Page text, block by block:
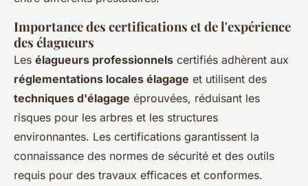
Importance des certifications et de l'expérience
des élagueurs
Les élagueurs professionnels certifiés adhèrent aux
réglementations locales élagage et utilisent des
techniques d'élagage éprouvées, réduisant les
risques pour les arbres et les structures
environnantes. Les certifications garantissent la
connaissance des normes de sécurité et des outils
requis pour des travaux efficaces et conformes.